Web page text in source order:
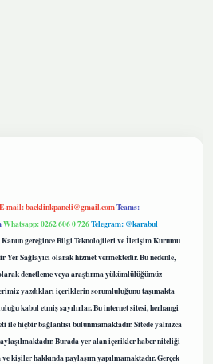
E-mail:backlinkpaneli@gmail.comTeams:
Whatsapp: 0262 606 0 726Telegram: @karabul
Kanun gereğince Bilgi Teknolojileri ve İletişim Kurumu
Yer Sağlayıcı olarak hizmet vermektedir. Bu nedenle,
denetleme veya araştırma yükümlülüğümüz
yazdıkları içeriklerin sorumluluğunu taşımakta
kabul etmiş sayılırlar. Bu internet sitesi, herhangi
ile hiçbir bağlantısı bulunmamaktadır. Sitede yalnızca
Burada yer alan içerikler haber niteliği
kişiler hakkında paylaşım yapılmamaktadır. Gerçek